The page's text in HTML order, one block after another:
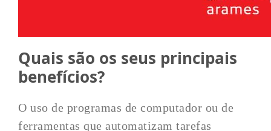
Quais são os seus principais
benefícios?
O uso de programas de computador ou de
ferramentas que automatizam tarefas